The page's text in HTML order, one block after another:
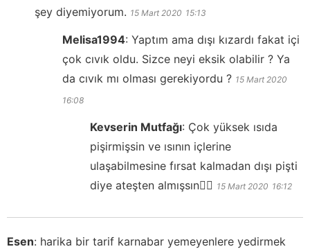
şey diyemiyorum. 15 Mart 2020 15:13
Melisa1994: Yaptım ama dışı kızardı fakat içi
çok cıvık oldu. Sizce neyi eksik olabilir ? Ya
da cıvık mı olması gerekiyordu ? 15 Mart 2020
16:08
Kevserin Mutfağı: Çok yüksek ısıda
pişirmişsin ve ısının içlerine
ulaşabilmesine fırsat kalmadan dışı pişti
diye ateşten almışsın👍🏻 15 Mart 2020 16:12
Esen: harika bir tarif karnabar yemeyenlere yedirmek